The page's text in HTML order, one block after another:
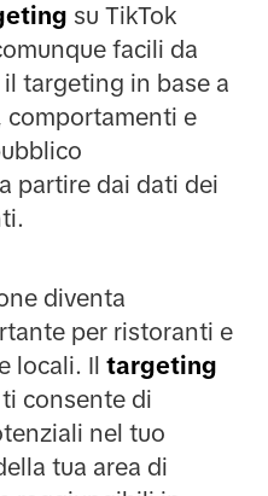
su TikTok
facili da
targeting in base a
comportamenti e
partire dai dati dei
diventa
per ristoranti e
locali. Il targeting
consente di
nel tuo
tua area di